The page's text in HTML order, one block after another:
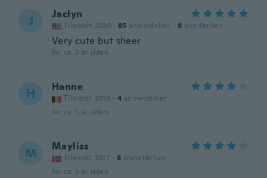
J Jaclyn
Tilmeldt 2020 · 85 anmeldelser · 8 overførsler
Very cute but sheer
for ca. 5 år siden
H Hanne
Tilmeldt 2016 · 4 anmeldelser
for ca. 5 år siden
M Mayliss
Tilmeldt 2017 · 8 anmeldelser
for ca. 5 år siden